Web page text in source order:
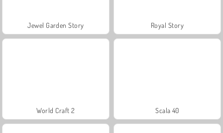
Jewel Garden Story Royal Story
World Craft 2 Scala 40